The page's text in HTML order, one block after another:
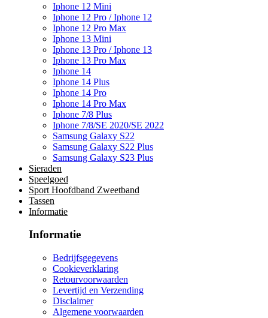
Iphone 12 Mini
Iphone 12 Pro / Iphone 12
Iphone 12 Pro Max
Iphone 13 Mini
Iphone 13 Pro / Iphone 13
Iphone 13 Pro Max
Iphone 14
Iphone 14 Plus
Iphone 14 Pro
Iphone 14 Pro Max
Iphone 7/8 Plus
Iphone 7/8/SE 2020/SE 2022
Samsung Galaxy S22
Samsung Galaxy S22 Plus
Samsung Galaxy S23 Plus
Sieraden
Speelgoed
Sport Hoofdband Zweetband
Tassen
Informatie
Informatie
Bedrijfsgegevens
Cookieverklaring
Retourvoorwaarden
Levertijd en Verzending
Disclaimer
Algemene voorwaarden